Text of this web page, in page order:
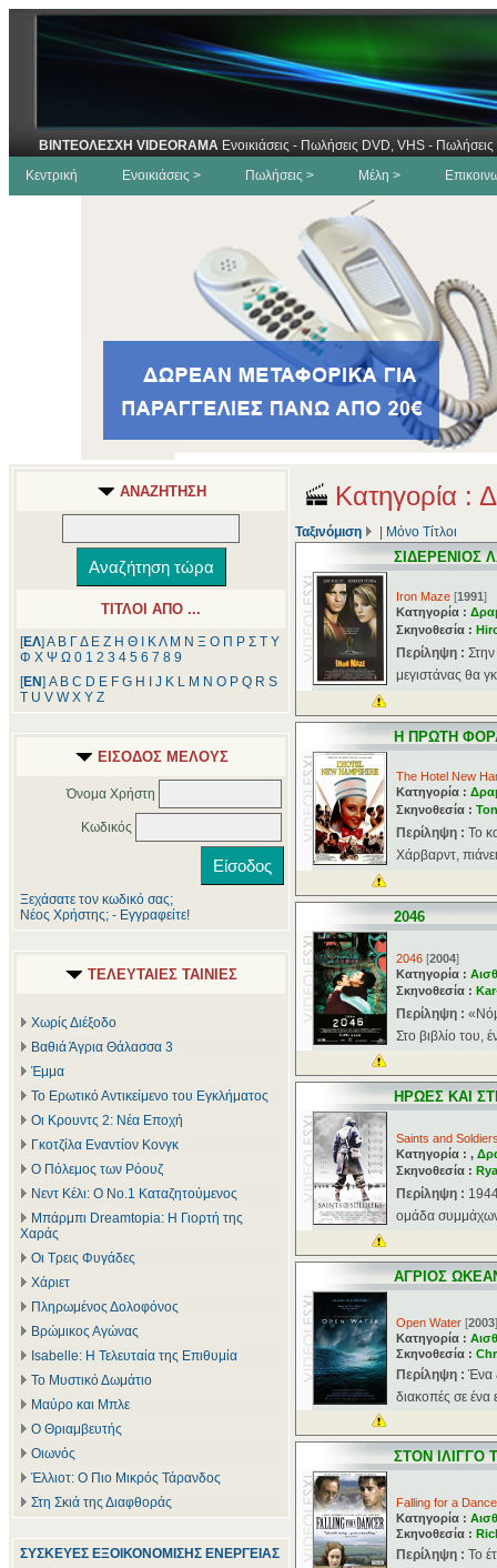
ΒΙΝΤΕΟΛΕΣΧΗ VIDEORAMA Ενοικιάσεις - Πωλήσεις DVD, VHS -
Κεντρική
Ενοικιάσεις > Πωλήσεις > Μέλη >
ΑΝΑΖΗΤΗΣΗ
ΤΙΤΛΟΙ ΑΠΟ ...
[ΕΛ] Α Β ΓΔ Ε Ζ Η Θ ΚΛ Μ Ν Ξ Ο Π Ρ Σ Τ Υ
Φ Χ Ψ Ω 0 1 2 3 4 5 6 7 8 9
[ΕΝ] A B C D E F G H J K L M N O P Q R S
T U V W X Y Z
ΕΙΣΟΔΟΣ ΜΕΛΟΥΣ
Όνομα Χρήστη
Κωδικός
Ξεχάσατε τον κωδικό σας;
Νέος Χρήστης; - Εγγραφείτε!
ΤΕΛΕΥΤΑΙΕΣ ΤΑΙΝΙΕΣ
Χωρίς Διέξοδο
Βαθιά Άγρια Θάλασσα 3
Έμμα
Το Ερωτικό Αντικείμενο του Εγκλήματος
Οι Κρουντς 2: Νέα Εποχή
Γκοτζίλα Εναντίον Κονγκ
Ο Πόλεμος των Ρόουζ
Νεντ Κέλι: Ο Νο.1 Καταζητούμενος
Μπάρμπι Dreamtopia: Η Γιορτή της
Χαράς
Οι Τρεις Φυγάδες
Χάριετ
Πληρωμένος Δολοφόνος
Βρώμικος Αγώνας
Isabelle: Η Τελευταία της Επιθυμία
Το Μυστικό Δωμάτιο
Μαύρο και Μπλε
Ο Θριαμβευτής
Οιωνός
Έλλιοτ: Ο Πιο Μικρός Τάρανδος
Στη Σκιά της Διαφθοράς
ΣΥΣΚΕΥΕΣ ΕΞΟΙΚΟΝΟΜΙΣΗΣ ΕΝΕΡΓΕΙΑΣ
Κατηγορία :
Ταξινόμιση Μόνο Τίτλοι
ΣΙΔΕΡΕΝΙΟΣ
Iron Maze [1991]
Κατηγορία :
Σκηνοθεσία :
Περίληψη :
μεγιστάνας θα
Η ΠΡΩΤΗ
The Hotel New
Κατηγορία :
Σκηνοθεσία :
Περίληψη : Το
Χάρβαρντ,
2046
2046 [2004]
Κατηγορία :
Σκηνοθεσία :
Περίληψη :
Στο βιβλίο του,
ΗΡΩΕΣ ΚΑΙ
Saints and
Κατηγορία : ,
Σκηνοθεσία :
Περίληψη :
ομάδα συμμάχων
ΑΓΡΙΟΣ
Open Water [2003]
Κατηγορία :
Σκηνοθεσία :
Περίληψη : Ένα
διακοπές σε
ΣΤΟΝ ΙΛΙΓΓΟ
Falling for a
Κατηγορία :
Σκηνοθεσία :
Περίληψη : Το